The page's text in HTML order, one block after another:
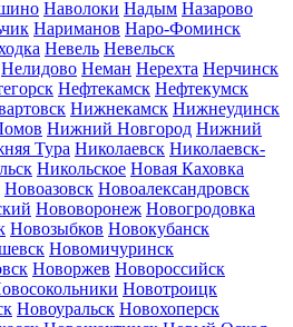
Наволоки Надым Назарово
Нариманов Наро-Фоминск
Невель Невельск
Нелидово Неман Нерехта Нерчинск
Нефтекамск Нефтекумск
Нижнекамск Нижнеудинск
Нижний Новгород Нижний
Тура Николаевск Николаевск-
Никольское Новая Каховка
Новоазовск Новоалександровск
Нововоронеж Новогродовка
Новозыбков Новокубанск
Новомичуринск
Новоржев Новороссийск
Новотроицк
Новоуральск Новохоперск